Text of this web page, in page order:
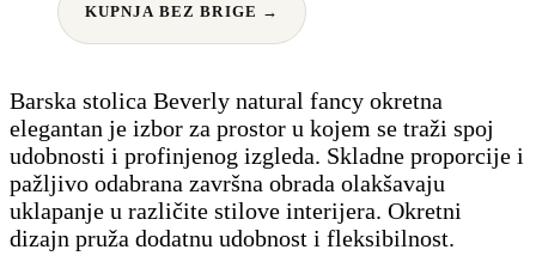
KUPNJA BEZ BRIGE →
Barska stolica Beverly natural fancy okretna
elegantan je izbor za prostor u kojem se traži spoj
udobnosti i profinjenog izgleda. Skladne proporcije i
pažljivo odabrana završna obrada olakšavaju
uklapanje u različite stilove interijera. Okretni
dizajn pruža dodatnu udobnost i fleksibilnost.